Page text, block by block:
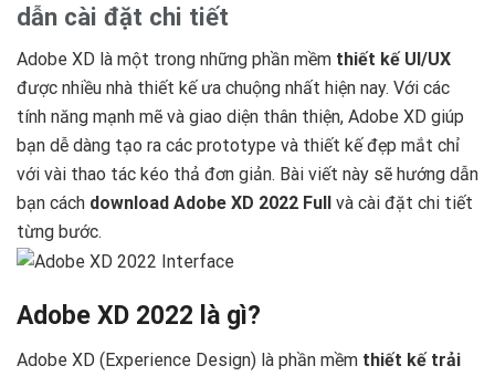
dẫn cài đặt chi tiết
Adobe XD là một trong những phần mềm thiết kế UI/UX
được nhiều nhà thiết kế ưa chuộng nhất hiện nay. Với các
tính năng mạnh mẽ và giao diện thân thiện, Adobe XD giúp
bạn dễ dàng tạo ra các prototype và thiết kế đẹp mắt chỉ
với vài thao tác kéo thả đơn giản. Bài viết này sẽ hướng dẫn
bạn cách download Adobe XD 2022 Full và cài đặt chi tiết
từng bước.
Adobe XD 2022 là gì?
Adobe XD (Experience Design) là phần mềm thiết kế trải